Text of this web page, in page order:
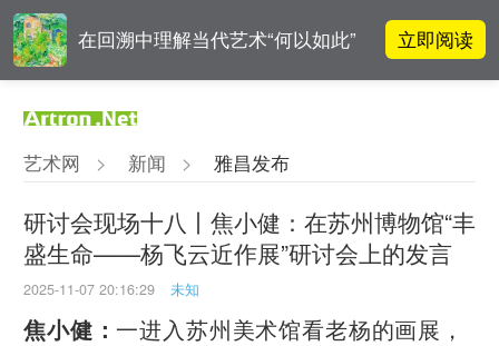
在回溯中理解当代艺术“何以如此” 立即阅读
影响力榜单
对话 | 在开放和自由中确立艺术价
值
阿拉里奥画廊上海转型：为何要成
为策展式艺术商业综合体？
艺术网 > 新闻 > 雅昌发布
研讨会现场十八丨焦小健：在苏州博物馆“丰
盛生命——杨飞云近作展”研讨会上的发言
2025-11-07 20:16:29 未知
焦小健： 一进入苏州美术馆看老杨的画展，